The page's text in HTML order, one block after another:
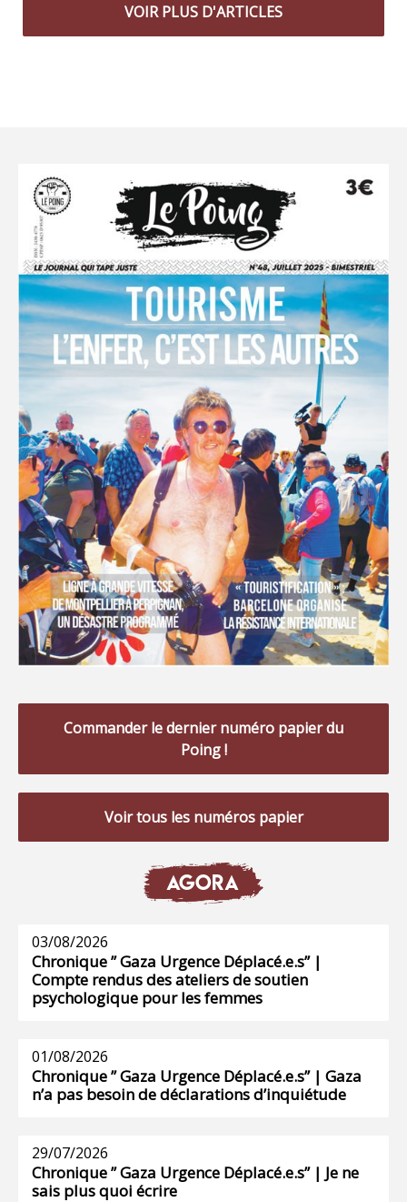
VOIR PLUS D'ARTICLES
Commander le dernier numéro papier du
Poing !
Voir tous les numéros papier
AGORA
03/08/2026
Chronique ” Gaza Urgence Déplacé.e.s” |
Compte rendus des ateliers de soutien
psychologique pour les femmes
01/08/2026
Chronique ” Gaza Urgence Déplacé.e.s” | Gaza
n’a pas besoin de déclarations d’inquiétude
29/07/2026
Chronique ” Gaza Urgence Déplacé.e.s” | Je ne
sais plus quoi écrire